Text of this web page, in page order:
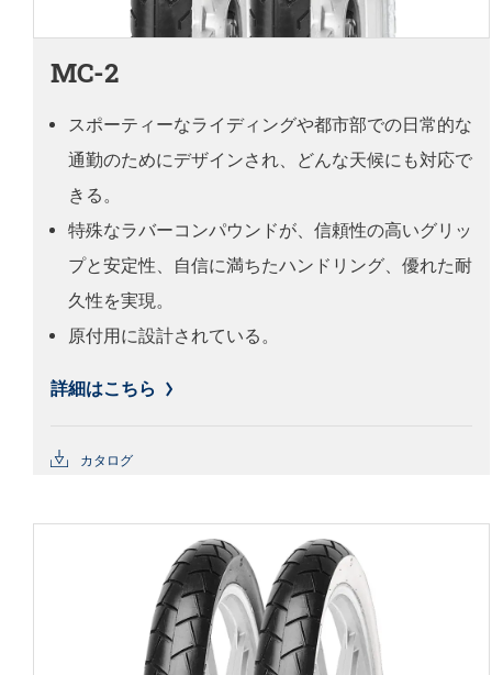
MC-2
スポーティーなライディングや都市部での日常的な
通勤のためにデザインされ、どんな天候にも対応で
きる。
特殊なラバーコンパウンドが、信頼性の高いグリッ
プと安定性、自信に満ちたハンドリング、優れた耐
久性を実現。
原付用に設計されている。
詳細はこちら
カタログ